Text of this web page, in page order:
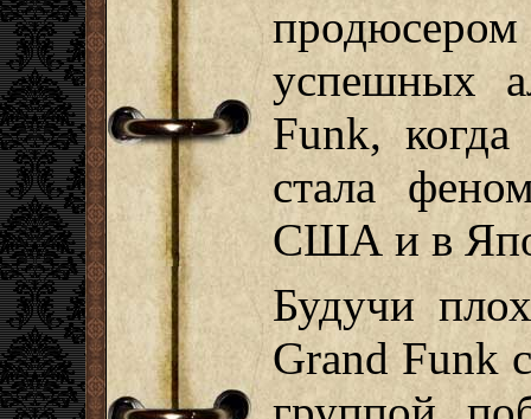
успешных
Funk,
стала
США и в
Будучи
Grand Funk